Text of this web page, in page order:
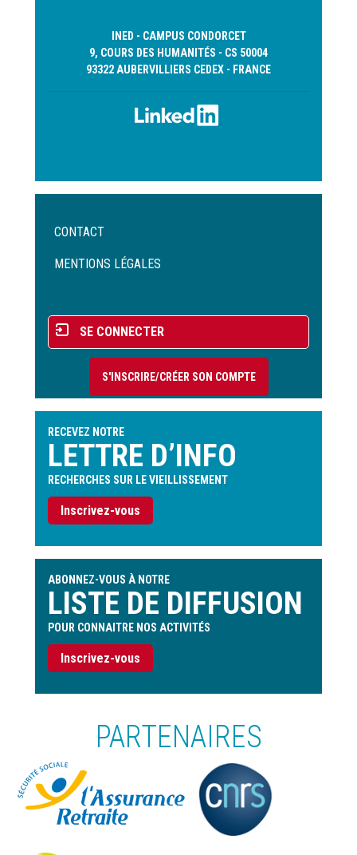
INED - CAMPUS CONDORCET
9, COURS DES HUMANITÉS - CS 50004
93322 AUBERVILLIERS CEDEX - FRANCE
Menu
de
CONTACT
MENTIONS LÉGALES
Menu
du
compte
l'utilisateur
SE CONNECTER
S'INSCRIRE/CRÉER SON COMPTE
RECEVEZ NOTRE
LETTRE D’INFO
RECHERCHES SUR LE VIEILLISSEMENT
Inscrivez-vous
ABONNEZ-VOUS À NOTRE
LISTE DE DIFFUSION
POUR CONNAITRE NOS ACTIVITÉS
Inscrivez-vous
PARTENAIRES